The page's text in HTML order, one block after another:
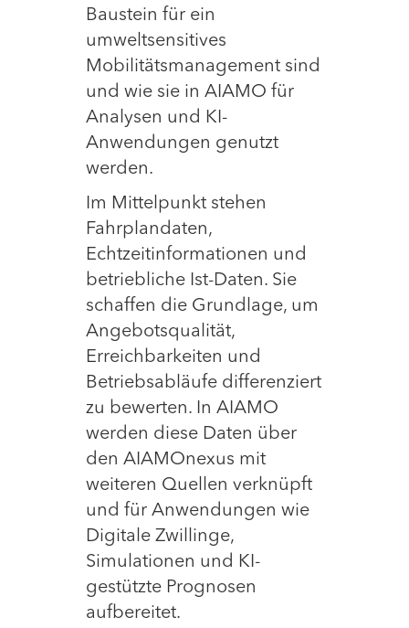
Baustein für ein
umweltsensitives
Mobilitätsmanagement sind
und wie sie in AIAMO für
Analysen und KI-
Anwendungen genutzt
werden.
Im Mittelpunkt stehen
Fahrplandaten,
Echtzeitinformationen und
betriebliche Ist-Daten. Sie
schaffen die Grundlage, um
Angebotsqualität,
Erreichbarkeiten und
Betriebsabläufe differenziert
zu bewerten. In AIAMO
werden diese Daten über
den AIAMOnexus mit
weiteren Quellen verknüpft
und für Anwendungen wie
Digitale Zwillinge,
Simulationen und KI-
gestützte Prognosen
aufbereitet.